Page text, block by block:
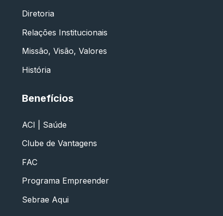
Diretoria
Relações Institucionais
Missão, Visão, Valores
História
Benefícios
ACI | Saúde
Clube de Vantagens
FAC
Programa Empreender
Sebrae Aqui